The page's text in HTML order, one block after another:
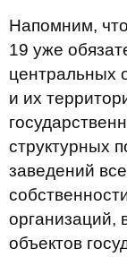
Напомним,
19 уже
центральных
и их
структурных
заведений
организаций,
объектов